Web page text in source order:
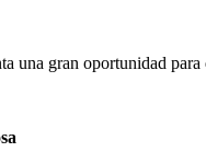
una gran oportunidad